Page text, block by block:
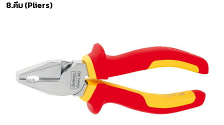
8.คีม (Pliers)